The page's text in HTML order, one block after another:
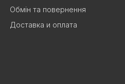
Обмін та повернення
Доставка и оплата